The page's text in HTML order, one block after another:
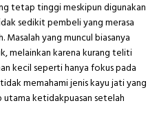
tetap tinggi meskipun digunakan
sedikit pembeli yang merasa
yang muncul biasanya
melainkan karena kurang teliti
kecil seperti hanya fokus pada
memahami jenis kayu jati yang
ketidakpuasan setelah